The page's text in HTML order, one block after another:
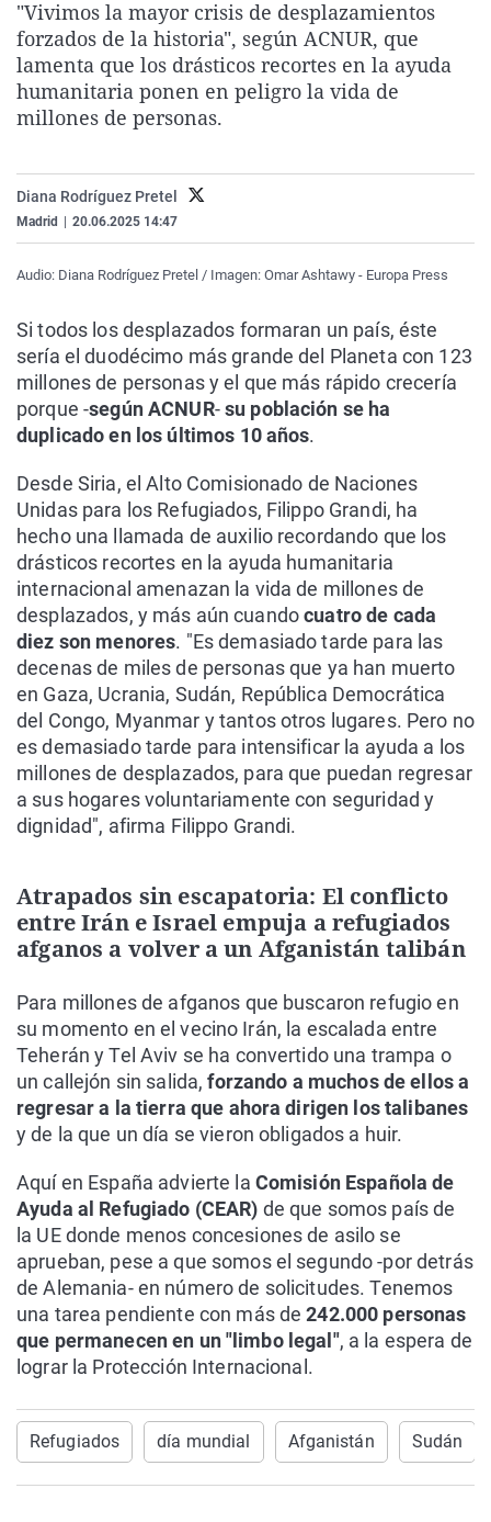
La rosa de los vientos
Gente viajera
Como el perro y el
Caso
Retornados
Equipo de
Extremadura
Galicia
La Rioja
País Vasco
Virales
Televisión
Elecciones
"Vivimos la mayor crisis de desplazamientos
forzados de la historia", según ACNUR, que
lamenta que los drásticos recortes en la ayuda
humanitaria ponen en peligro la vida de
millones de personas.
Diana Rodríguez Pretel
Madrid 20.06.2025 14:47
Audio: Diana Rodríguez Pretel / Imagen: Omar Ashtawy - Europa Press
Si todos los desplazados formaran un país, éste
sería el duodécimo más grande del Planeta con 123
millones de personas y el que más rápido crecería
porque -según ACNUR-su población se ha
duplicado en los últimos 10 años.
Desde Siria, el Alto Comisionado de Naciones
Unidas para los Refugiados, Filippo Grandi, ha
hecho una llamada de auxilio recordando que los
drásticos recortes en la ayuda humanitaria
internacional amenazan la vida de millones de
desplazados, y más aún cuandocuatro de cada
diez son menores. "Es demasiado tarde para las
decenas de miles de personas que ya han muerto
en Gaza, Ucrania, Sudán, República Democrática
del Congo, Myanmar y tantos otros lugares. Pero no
es demasiado tarde para intensificar la ayuda a los
millones de desplazados, para que puedan regresar
a sus hogares voluntariamente con seguridad y
dignidad", afirma Filippo Grandi.
Atrapados sin escapatoria: El conflicto
entre Irán e Israel empuja a refugiados
afganos a volver a un Afganistán talibán
Para millones de afganos que buscaron refugio en
su momento en el vecino Irán, la escalada entre
Teherán y Tel Aviv se ha convertido una trampa o
un callejón sin salida, forzando a muchos de ellos a
regresar a la tierra que ahora dirigen los talibanes
y de la que un día se vieron obligados a huir.
Aquí en España advierte la Comisión Española de
Ayuda al Refugiado (CEAR) de que somos país de
la UE donde menos concesiones de asilo se
aprueban, pese a que somos el segundo -por detrás
de Alemania- en número de solicitudes. Tenemos
una tarea pendiente con más de242.000 personas
que permanecen en un "limbo legal", a la espera de
lograr la Protección Internacional.
Refugiados día mundial Afganistán Sudán